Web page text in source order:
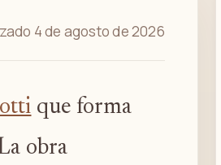
4 de agosto de 2026
que forma
obra